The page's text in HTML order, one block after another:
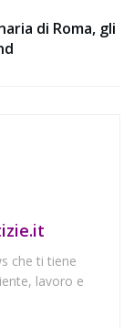
di Roma, gli
che ti tiene
lavoro e